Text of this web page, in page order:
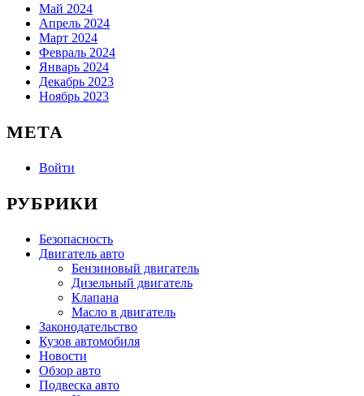
Май 2024
Апрель 2024
Март 2024
Февраль 2024
Январь 2024
Декабрь 2023
Ноябрь 2023
МЕТА
Войти
РУБРИКИ
Безопасность
Двигатель авто
Бензиновый двигатель
Дизельный двигатель
Клапана
Масло в двигатель
Законодательство
Кузов автомобиля
Новости
Обзор авто
Подвеска авто